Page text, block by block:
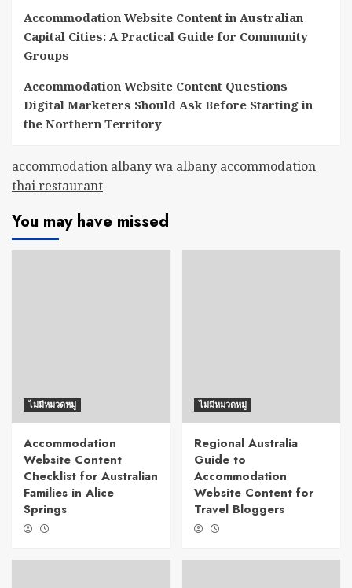
Accommodation Website Content in Australian
Capital Cities: A Practical Guide for Community
Groups
Accommodation Website Content Questions
Digital Marketers Should Ask Before Starting in
the Northern Territory
accommodation albany wa albany accommodation
thai restaurant
You may have missed
ไม่มีหมวดหมู่
Accommodation
Website Content
Checklist for Australian
Families in Alice
Springs
ไม่มีหมวดหมู่
Regional Australia
Guide to
Accommodation
Website Content for
Travel Bloggers